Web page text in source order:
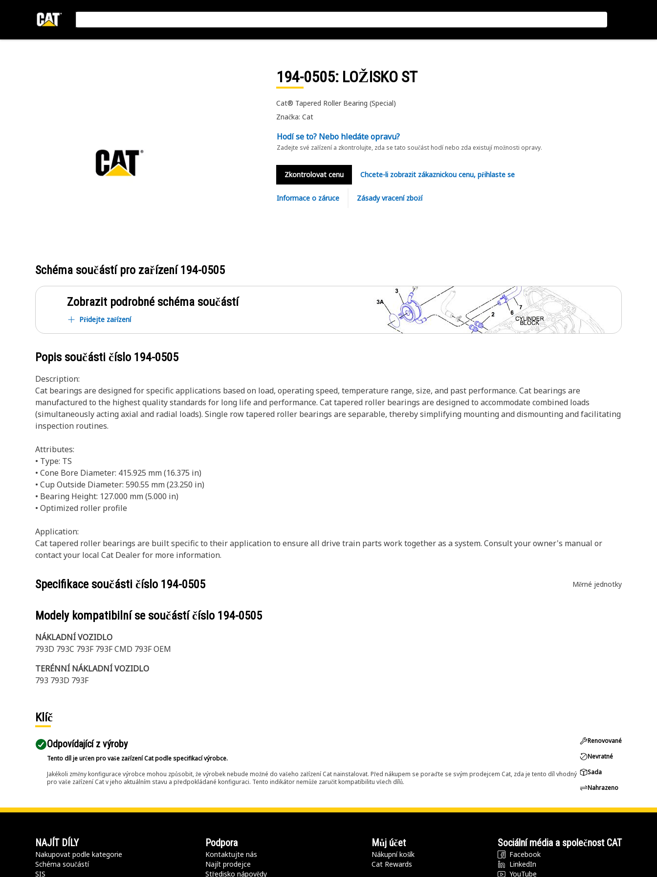
194-0505: LOŽISKO ST
Cat® Tapered Roller Bearing (Special)
Značka: Cat
Hodí se to? Nebo hledáte opravu?
Zadejte své zařízení a zkontrolujte, zda se tato součást hodí nebo zda existují možnosti opravy.
Zkontrolovat cenu Chcete-li zobrazit zákaznickou cenu, přihlaste se
Informace o záruce Zásady vracení zboží
Schéma součástí pro zařízení194-0505
Zobrazit podrobné schéma součástí
Přidejte zařízení
Popis součásti číslo 194-0505
Description:
Cat bearings are designed for specific applications based on load, operating speed, temperature range, size, and past performance. Cat bearings are
manufactured to the highest quality standards for long life and performance. Cat tapered roller bearings are designed to accommodate combined loads
(simultaneously acting axial and radial loads). Single row tapered roller bearings are separable, thereby simplifying mounting and dismounting and facilitating
inspection routines.
Attributes:
• Type: TS
• Cone Bore Diameter: 415.925 mm (16.375 in)
• Cup Outside Diameter: 590.55 mm (23.250 in)
• Bearing Height: 127.000 mm (5.000 in)
• Optimized roller profile
Application:
Cat tapered roller bearings are built specific to their application to ensure all drive train parts work together as a system. Consult your owner's manual or
contact your local Cat Dealer for more information.
Specifikace součásti číslo 194-0505 Měrné jednotky
Modely kompatibilní se součástí číslo 194-0505
NÁKLADNÍ VOZIDLO
793D 793C 793F 793F CMD 793F OEM
TERÉNNÍ NÁKLADNÍ VOZIDLO
793 793D 793F
Klíč
Odpovídající z výroby
Tento díl je určen pro vaše zařízení Cat podle specifikací výrobce.
Jakékoli změny konfigurace výrobce mohou způsobit, že výrobek nebude možné do vašeho zařízení Cat nainstalovat. Před nákupem se poraďte se svým prodejcem Cat, zda je tento díl vhodný
pro vaše zařízení Cat v jeho aktuálním stavu a předpokládané konfiguraci. Tento indikátor nemůže zaručit kompatibilitu všech dílů.
Renovované
Nevratné
Sada
Nahrazeno
NAJÍT DÍLY
Nakupovat podle kategorie
Schéma součástí
SIS
Podpora
Kontaktujte nás
Najít prodejce
Středisko nápovědy
Můj účet
Nákupní košík
Cat Rewards
Sociální média a společnost CAT
Facebook
LinkedIn
YouTube